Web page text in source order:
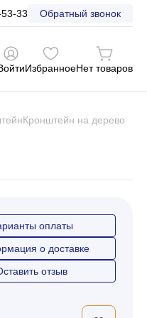
33 Обратный звонок
ИзбранноеНет товаров
Кронштейн на дерево
оплаты
о доставке
отзыв